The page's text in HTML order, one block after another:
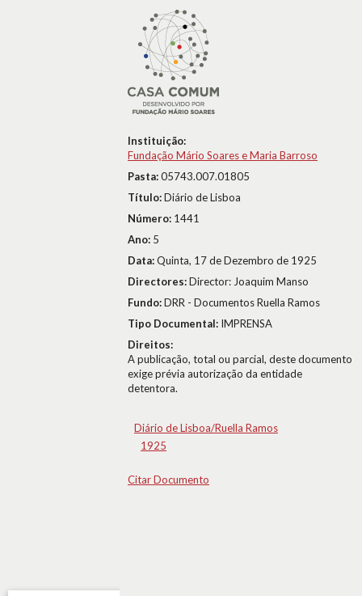
Instituição:
Fundação Mário Soares e Maria Barroso
Pasta:05743.007.01805
Título:Diário de Lisboa
Número: 1441
Ano: 5
Data:Quinta, 17 de Dezembro de 1925
Directores:Director: Joaquim Manso
Fundo:DRR - Documentos Ruella Ramos
Tipo Documental: IMPRENSA
Direitos:
A publicação, total ou parcial, deste documento
exige prévia autorização da entidade
detentora.
Diário de Lisboa/Ruella Ramos
1925
Citar Documento